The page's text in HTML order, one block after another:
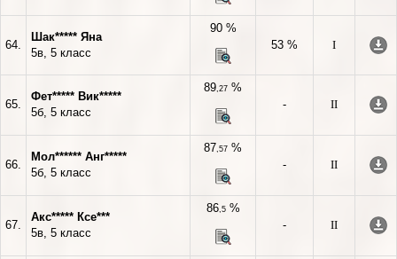
64.
Шак***** Яна
5в, 5 класс
90 %
53 %
I
65.
Фет***** Вик*****
5б, 5 класс
89,27 %
-
II
66.
Мол****** Анг*****
5б, 5 класс
87,57 %
-
II
67.
Акс***** Ксе***
5в, 5 класс
86,5%
-
II